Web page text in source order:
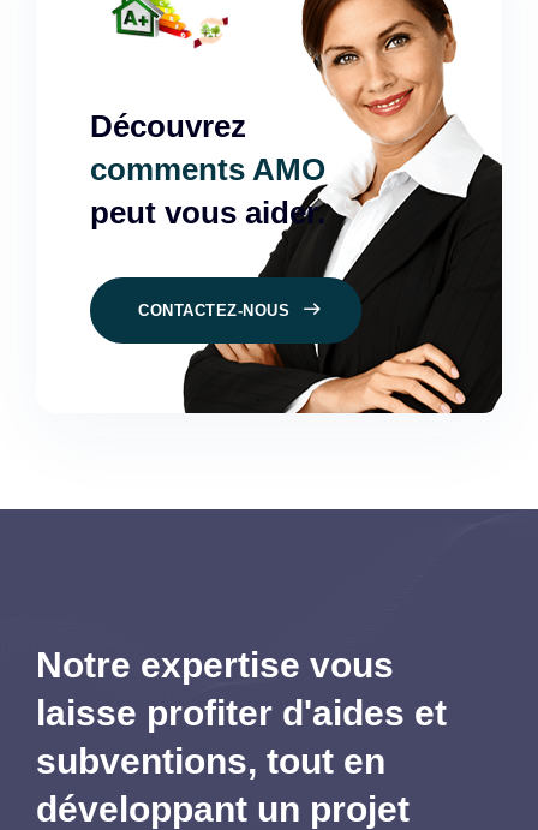
Découvrez
comments AMO
peut vous aider.
CONTACTEZ-NOUS
Notre expertise vous
laisse profiter d'aides et
subventions, tout en
développant un projet